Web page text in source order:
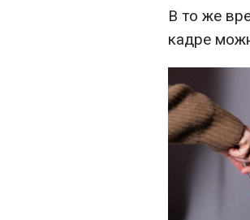
В то же
кадре